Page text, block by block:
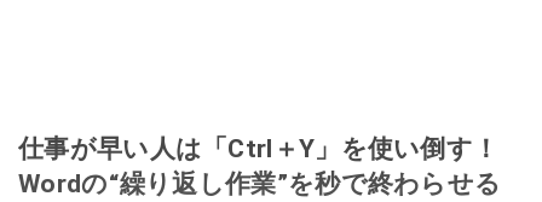
仕事が早い人は「Ctrl＋Y」を使い倒す！
Wordの“繰り返し作業”を秒で終わらせる